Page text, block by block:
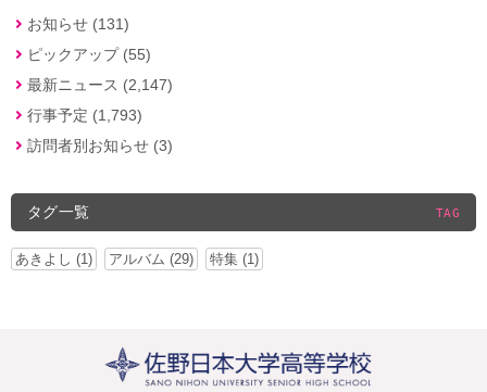
お知らせ (131)
ピックアップ (55)
最新ニュース (2,147)
行事予定 (1,793)
訪問者別お知らせ (3)
タグ一覧 TAG
あきよし (1) アルバム (29) 特集 (1)